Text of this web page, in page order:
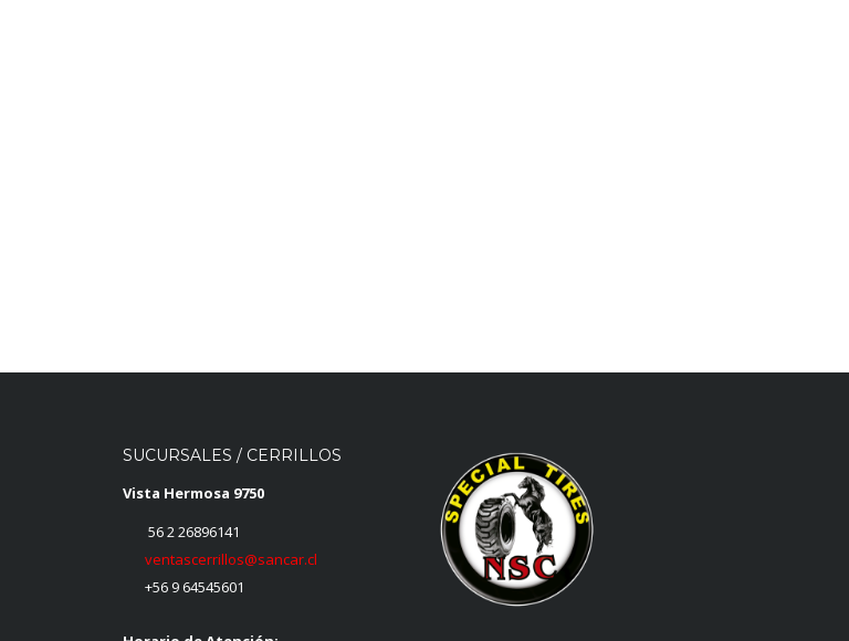
SUCURSALES / CERRILLOS
Vista Hermosa 9750
56 2 26896141
ventascerrillos@sancar.cl
+56 9 64545601